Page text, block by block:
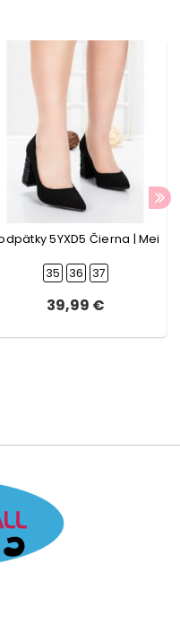
5YXD5 Čierna | Mei
35 36 37
39,99 €